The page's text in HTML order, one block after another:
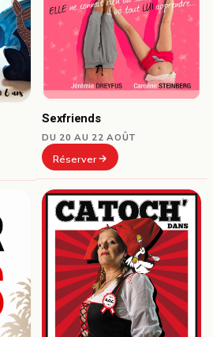
Sexfriends
DU 20 AU 22 AOÛT
Réserver